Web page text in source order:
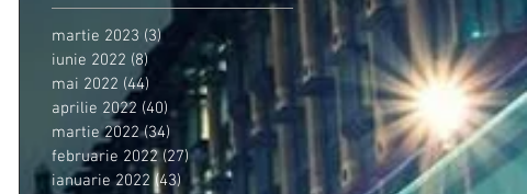
martie 2023 (3)3 postări
iunie 2022 (8)8 postări
mai 2022 (44) 44 postări
aprilie 2022 (40)40 postări
martie 2022 (34) 34 postări
februarie 2022 (27)27 postări
ianuarie 2022 (43) 43 postări